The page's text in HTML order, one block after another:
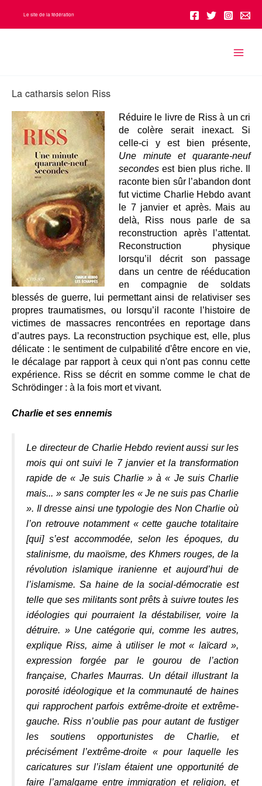
contenu
Le site de la fédération
La catharsis selon Riss
Réduire le livre de Riss à un cri
de colère serait inexact. Si
celle-ci y est bien présente,
Une minute et quarante-neuf
secondes est bien plus riche. Il
raconte bien sûr l’abandon dont
fut victime Charlie Hebdo avant
le 7 janvier et après. Mais au
delà, Riss nous parle de sa
reconstruction après l’attentat.
Reconstruction physique
lorsqu’il décrit son passage
dans un centre de rééducation
en compagnie de soldats
blessés de guerre, lui permettant ainsi de relativiser ses
propres traumatismes, ou lorsqu’il raconte l’histoire de
victimes de massacres rencontrées en reportage dans
d’autres pays. La reconstruction psychique est, elle, plus
délicate : le sentiment de culpabilité d'être encore en vie,
le décalage par rapport à ceux qui n'ont pas connu cette
expérience. Riss se décrit en somme comme le chat de
Schrödinger : à la fois mort et vivant.
Charlie et ses ennemis
Le directeur de Charlie Hebdo revient aussi sur les
mois qui ont suivi le 7 janvier et la transformation
rapide de « Je suis Charlie » à « Je suis Charlie
mais... » sans compter les « Je ne suis pas Charlie
». Il dresse ainsi une typologie des Non Charlie où
l’on retrouve notamment « cette gauche totalitaire
[qui] s’est accommodée, selon les époques, du
stalinisme, du maoïsme, des Khmers rouges, de la
révolution islamique iranienne et aujourd’hui de
l’islamisme. Sa haine de la social-démocratie est
telle que ses militants sont prêts à suivre toutes les
idéologies qui pourraient la déstabiliser, voire la
détruire. » Une catégorie qui, comme les autres,
explique Riss, aime à utiliser le mot « laïcard »,
expression forgée par le gourou de l’action
française, Charles Maurras. Un détail illustrant la
porosité idéologique et la communauté de haines
qui rapprochent parfois extrême-droite et extrême-
gauche. Riss n’oublie pas pour autant de fustiger
les soutiens opportunistes de Charlie, et
précisément l’extrême-droite « pour laquelle les
caricatures sur l’islam étaient une opportunité de
faire l’amalgame entre immigration et religion, et